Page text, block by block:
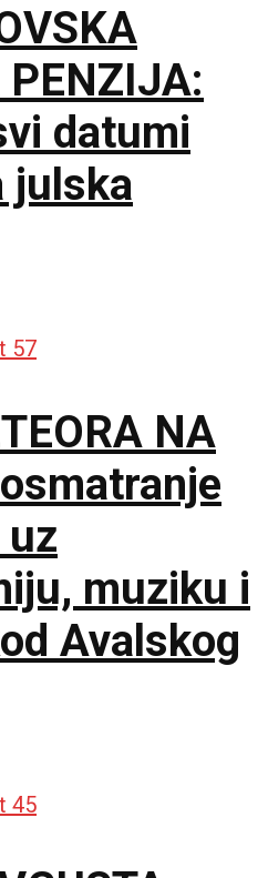
PENZIJA:
datumi
julska
57
NA
uz
muziku i
Avalskog
45